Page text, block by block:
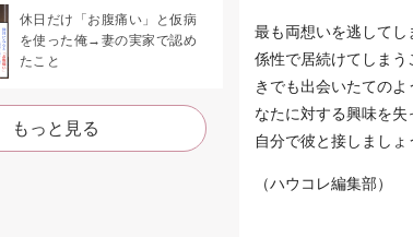
休日だけ「お腹痛い」と仮病
を使った俺→妻の実家で認め
たこと
もっと見る
最も両想いを逃して
係性で居続けてしま
きでも出会いたての
なたに対する興味を
自分で彼と接しましょ
（ハウコレ編集部）